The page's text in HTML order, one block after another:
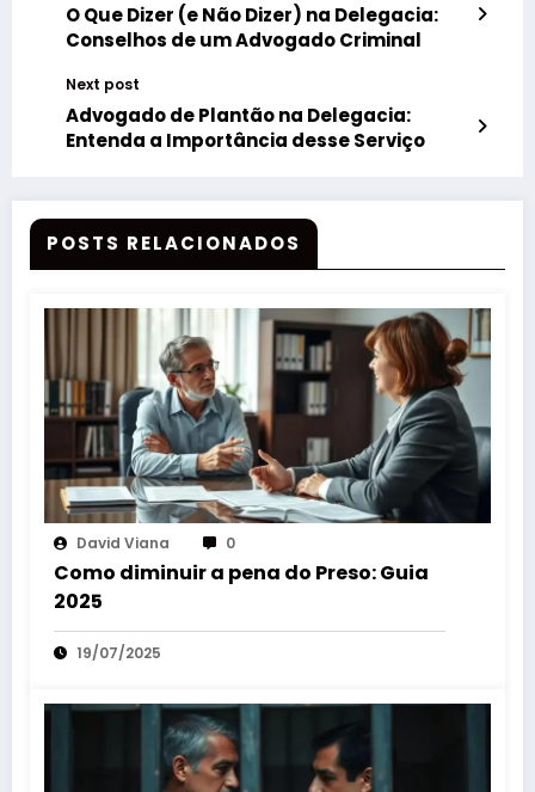
O Que Dizer (e Não Dizer) na Delegacia:
Conselhos de um Advogado Criminal
Next post
Advogado de Plantão na Delegacia:
Entenda a Importância desse Serviço
POSTS RELACIONADOS
David Viana 0
Como diminuir a pena do Preso: Guia
2025
19/07/2025